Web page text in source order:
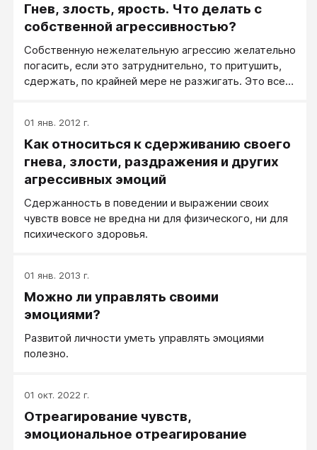
Гнев, злость, ярость. Что делать с
собственной агрессивностью?
Собственную нежелательную агрессию желательно
погасить, если это затруднительно, то притушить,
сдержать, по крайней мере не разжигать. Это все
вызов агрессии, и направление ее в нужном
направлении, и управление ее характером и
динамикой.
01 янв. 2012 г.
Как относиться к сдерживанию своего
гнева, злости, раздражения и других
агрессивных эмоций
Сдержанность в поведении и выражении своих
чувств вовсе не вредна ни для физического, ни для
психического здоровья.
01 янв. 2013 г.
Можно ли управлять своими
эмоциями?
Развитой личности уметь управлять эмоциями
полезно.
01 окт. 2022 г.
Отреагирование чувств,
эмоциональное отреагирование